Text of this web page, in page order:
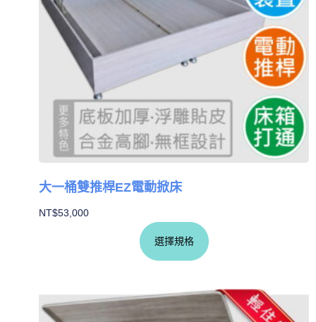
大一桶雙推桿EZ電動掀床
NT$53,000
選擇規格